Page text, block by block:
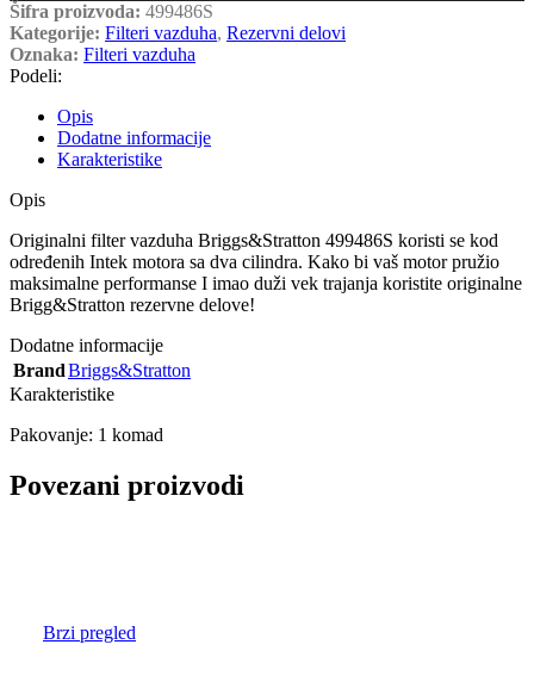
Šifra proizvoda: 499486S
Kategorije: Filteri vazduha, Rezervni delovi
Oznaka: Filteri vazduha
Podeli:
Opis
Dodatne informacije
Karakteristike
Opis
Originalni filter vazduha Briggs&Stratton 499486S koristi se kod
određenih Intek motora sa dva cilindra. Kako bi vaš motor pružio
maksimalne performanse I imao duži vek trajanja koristite originalne
Brigg&Stratton rezervne delove!
Dodatne informacije
BrandBriggs&Stratton
Karakteristike
Pakovanje: 1 komad
Povezani proizvodi
Brzi pregled